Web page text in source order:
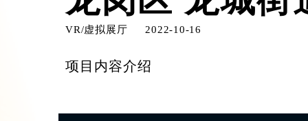
VR/虚拟展厅 2022-10-16
项目内容介绍